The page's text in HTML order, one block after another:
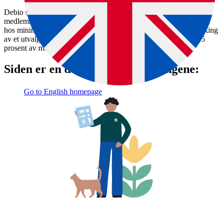
Go to English homepage
Debio skal føre årlige fysiske tilsyn med gruppen og et utvalg av
medlemmene. Debio skal gjennomføre et risikobasert fysisk tilsyn
hos minimum 10 prosent av medlemmene i gruppen, og prøvetaking
av et utvalg økologiske produkter som i antall utgjør minimum 5
prosent av medlemmene i gruppen.
Siden er en del av disse veiledningene: